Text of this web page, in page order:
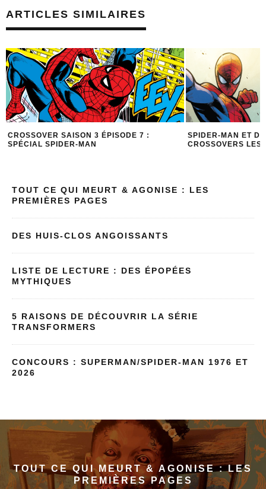
ARTICLES SIMILAIRES
CROSSOVER SAISON 3 ÉPISODE 7 :
SPÉCIAL SPIDER-MAN
SPIDER-MAN ET
CROSSOVERS LES
TOUT CE QUI MEURT & AGONISE : LES
PREMIÈRES PAGES
DES HUIS-CLOS ANGOISSANTS
LISTE DE LECTURE : DES ÉPOPÉES
MYTHIQUES
5 RAISONS DE DÉCOUVRIR LA SÉRIE
TRANSFORMERS
CONCOURS : SUPERMAN/SPIDER-MAN 1976 ET
2026
TOUT CE QUI MEURT & AGONISE : LES
PREMIÈRES PAGES